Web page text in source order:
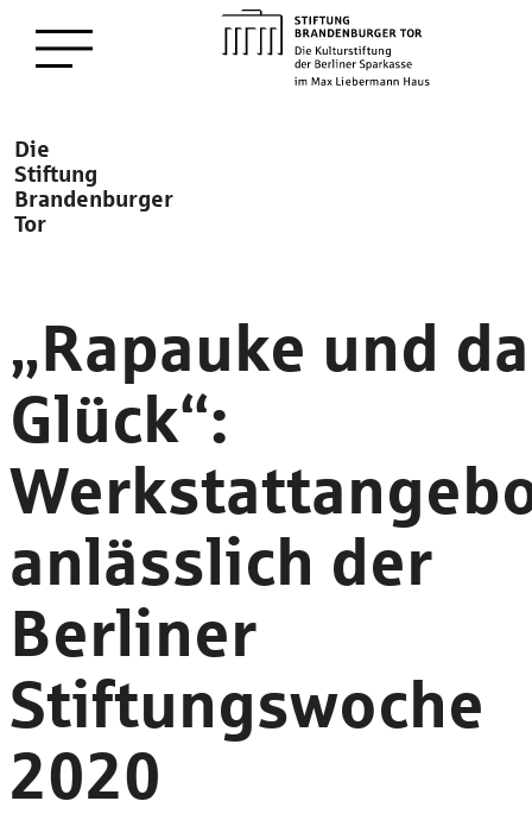
Hauptinhalt
Die
Stiftung
Brandenburger
Tor
„Rapauke und
Glück“:
anlässlich der
Berliner
Stiftungswoche
2020